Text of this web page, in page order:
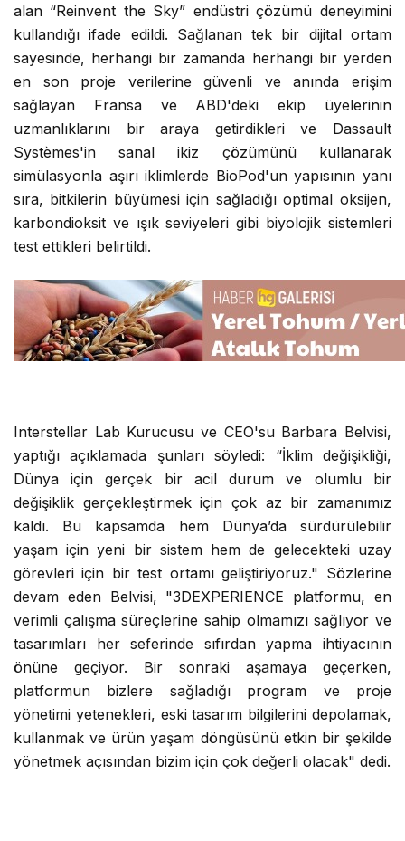
alan “Reinvent the Sky” endüstri çözümü deneyimini
kullandığı ifade edildi. Sağlanan tek bir dijital ortam
sayesinde, herhangi bir zamanda herhangi bir yerden
en son proje verilerine güvenli ve anında erişim
sağlayan Fransa ve ABD'deki ekip üyelerinin
uzmanlıklarını bir araya getirdikleri ve Dassault
Systèmes'in sanal ikiz çözümünü kullanarak
simülasyonla aşırı iklimlerde BioPod'un yapısının yanı
sıra, bitkilerin büyümesi için sağladığı optimal oksijen,
karbondioksit ve ışık seviyeleri gibi biyolojik sistemleri
test ettikleri belirtildi.
Interstellar Lab Kurucusu ve CEO'su Barbara Belvisi,
yaptığı açıklamada şunları söyledi: “İklim değişikliği,
Dünya için gerçek bir acil durum ve olumlu bir
değişiklik gerçekleştirmek için çok az bir zamanımız
kaldı. Bu kapsamda hem Dünya’da sürdürülebilir
yaşam için yeni bir sistem hem de gelecekteki uzay
görevleri için bir test ortamı geliştiriyoruz." Sözlerine
devam eden Belvisi, "3DEXPERIENCE platformu, en
verimli çalışma süreçlerine sahip olmamızı sağlıyor ve
tasarımları her seferinde sıfırdan yapma ihtiyacının
önüne geçiyor. Bir sonraki aşamaya geçerken,
platformun bizlere sağladığı program ve proje
yönetimi yetenekleri, eski tasarım bilgilerini depolamak,
kullanmak ve ürün yaşam döngüsünü etkin bir şekilde
yönetmek açısından bizim için çok değerli olacak" dedi.